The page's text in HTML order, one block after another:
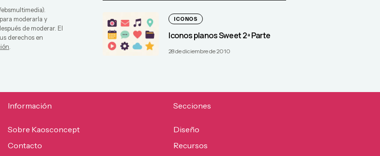
).
moderarla y
de moderar. El
derechos en
ICONOS
Iconos planos Sweet 2ª Parte
28 de diciembre de 2010
Información
Sobre Kaosconcept
Contacto
Secciones
Diseño
Recursos